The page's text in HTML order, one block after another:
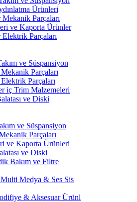
Ürünleri
Parçaları
ve Kaporta Ürünler
Parçaları
ve Süspansiyon
Parçaları
Parçaları
iç Trim Malzemeleri
ve Diski
ve Süspansiyon
Parçaları
ve Kaporta Ürünleri
ve Diski
Bakım ve Filtre
Medya & Ses Sis
& Aksesuar Ürünl